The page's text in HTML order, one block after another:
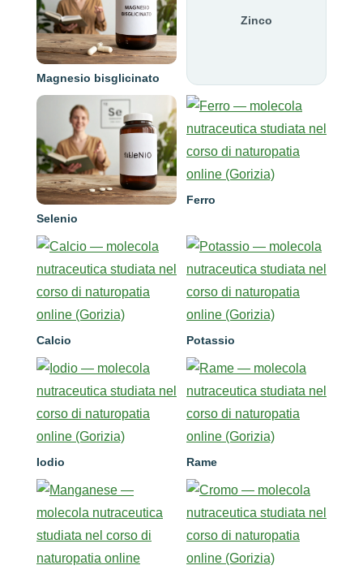
Magnesio bisglicinato
Zinco
Selenio
Ferro
Calcio Potassio
Iodio Rame